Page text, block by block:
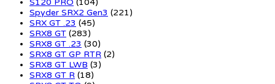
Spyder SRX2 Gen3 (221)
SRX GT .23 (45)
SRX8 GT (283)
SRX8 GT .23 (30)
SRX8 GT GP RTR (2)
SRX8 GT LWB (3)
SRX8 GT R (18)